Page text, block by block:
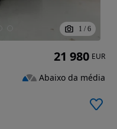
1 / 6
21 980 EUR
Abaixo da média